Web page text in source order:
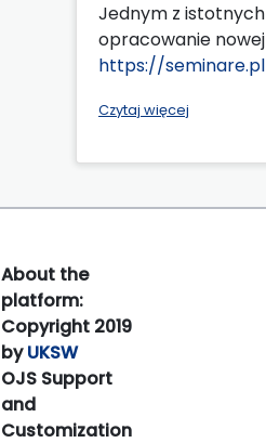
Jednym z
opracowanie
https://seminare.pl
Czytaj więcej
About the
platform:
Copyright 2019
byUKSW
OJS Support
and
Customization